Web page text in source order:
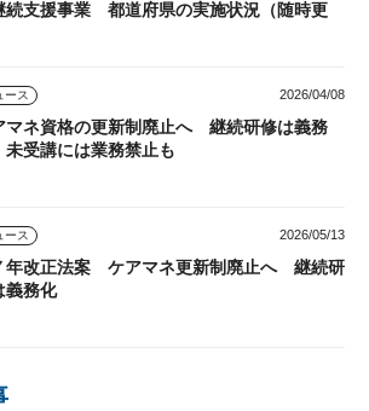
続支援事業 都道府県の実施状況（随時更
ース 2026/04/08
マネ資格の更新制廃止へ 継続研修は義務
未受講には業務禁止も
ース 2026/05/13
年改正法案 ケアマネ更新制廃止へ 継続研
義務化